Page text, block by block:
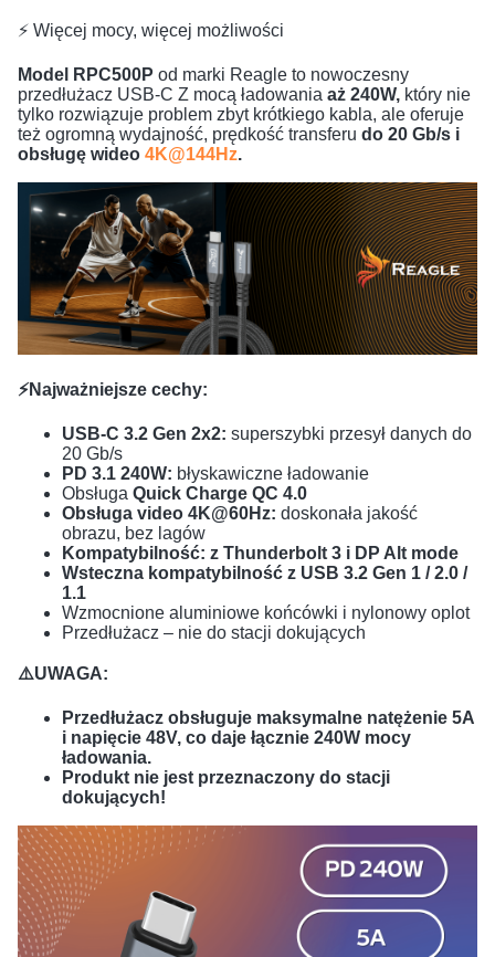
⚡ Więcej mocy, więcej możliwości
Model RPC500P od marki Reagle to nowoczesny
przedłużacz USB-C Z mocą ładowania aż 240W, który nie
tylko rozwiązuje problem zbyt krótkiego kabla, ale oferuje
też ogromną wydajność, prędkość transferu do 20 Gb/s i
obsługę wideo 4K@144Hz.
⚡Najważniejsze cechy:
USB-C 3.2 Gen 2x2: superszybki przesył danych do
20 Gb/s
PD 3.1 240W: błyskawiczne ładowanie
Obsługa Quick Charge QC 4.0
Obsługa video 4K@60Hz: doskonała jakość
obrazu, bez lagów
Kompatybilność: z Thunderbolt 3 i DP Alt mode
Wsteczna kompatybilność z USB 3.2 Gen 1 / 2.0 /
1.1
Wzmocnione aluminiowe końcówki i nylonowy oplot
Przedłużacz – nie do stacji dokujących
⚠️UWAGA:
Przedłużacz obsługuje maksymalne natężenie 5A
i napięcie 48V, co daje łącznie 240W mocy
ładowania.
Produkt nie jest przeznaczony do stacji
dokujących!